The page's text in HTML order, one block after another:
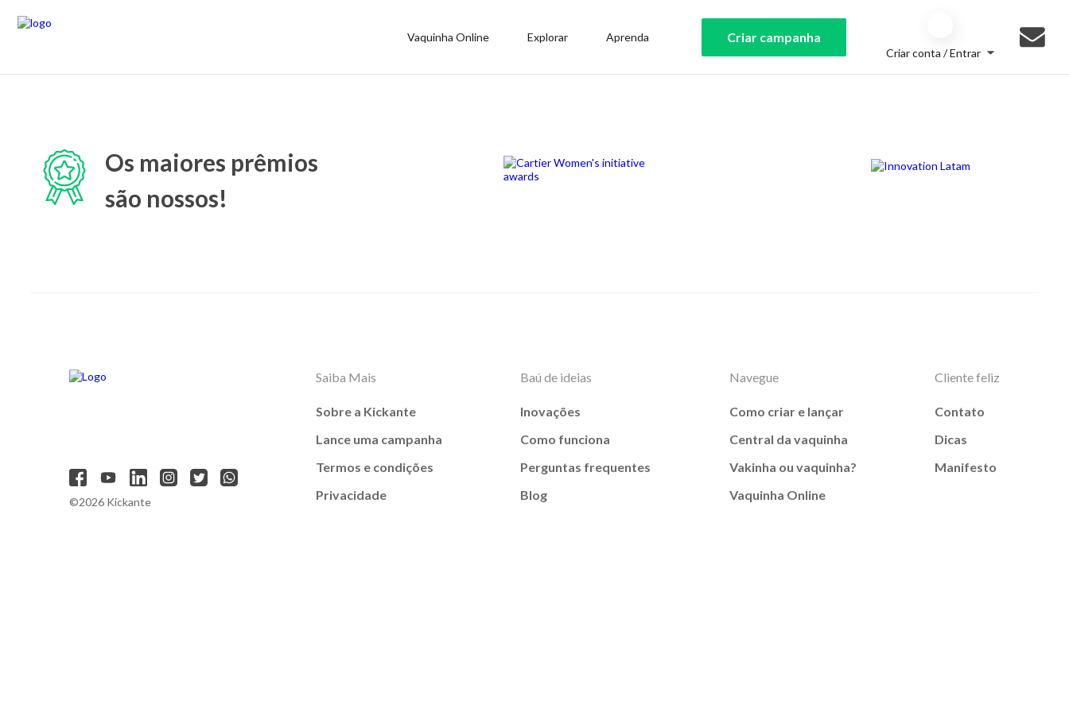
Vaquinha Online Explorar Aprenda Criar campanha
Criar conta / Entrar
Os maiores prêmios
são nossos!
©2026 Kickante
Saiba Mais
Sobre a Kickante
Lance uma campanha
Termos e condições
Privacidade
Baú de ideias
Inovações
Como funciona
Perguntas frequentes
Blog
Navegue
Como criar e lançar
Central da vaquinha
Vakinha ou vaquinha?
Vaquinha Online
Cliente feliz
Contato
Dicas
Manifesto